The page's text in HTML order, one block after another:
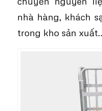
nhà hàng, khách
trong kho sản